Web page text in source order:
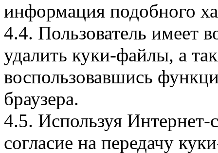
информация подобного
4.4. Пользователь имеет
удалить куки-файлы, а
воспользовавшись
браузера.
4.5. Используя Интернет-
согласие на передачу